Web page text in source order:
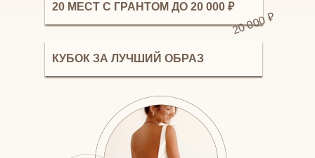
20 МЕСТ С ГРАНТОМ ДО 20 000 ₽
20 000 ₽
КУБОК ЗА ЛУЧШИЙ ОБРАЗ